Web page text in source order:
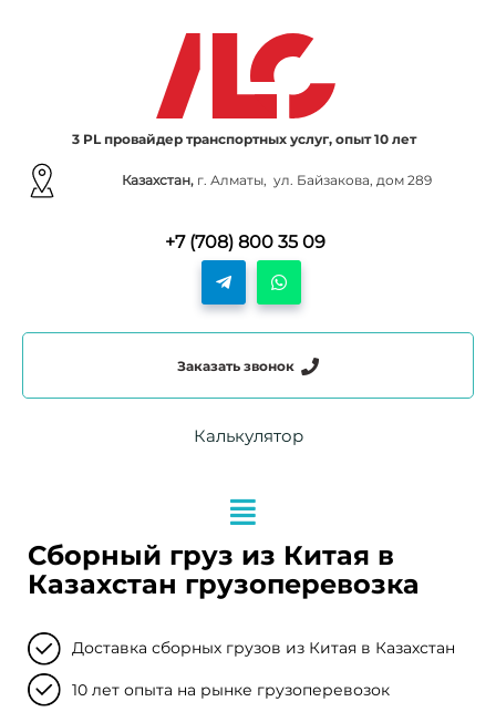
3 PL провайдер транспортных услуг, опыт 10 лет
Казахстан, г. Алматы, ул. Байзакова, дом 289
+7 (708) 800 35 09
Заказать звонок
Калькулятор
Сборный груз из Китая в
Казахстан грузоперевозка
Доставка сборных грузов из Китая в Казахстан
10 лет опыта на рынке грузоперевозок